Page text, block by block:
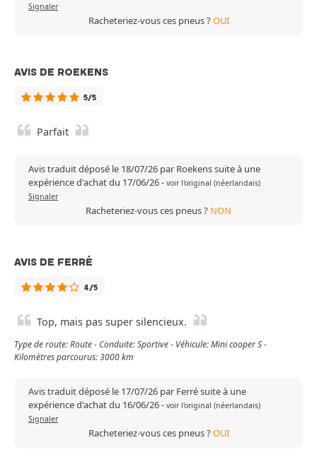
Signaler
Racheteriez-vous ces pneus ?OUI
AVIS DE ROEKENS
5/5
Parfait
Avis traduit déposé le 18/07/26 par Roekens suite à une
expérience d'achat du 17/06/26- voir l'original (néerlandais)
Signaler
Racheteriez-vous ces pneus ? NON
AVIS DE FERRÉ
4/5
Top, mais pas super silencieux.
Type de route: Route - Conduite: Sportive - Véhicule: Mini cooper S -
Kilomètres parcourus: 3000 km
Avis traduit déposé le 17/07/26 par Ferré suite à une
expérience d'achat du 16/06/26- voir l'original (néerlandais)
Signaler
Racheteriez-vous ces pneus ?OUI